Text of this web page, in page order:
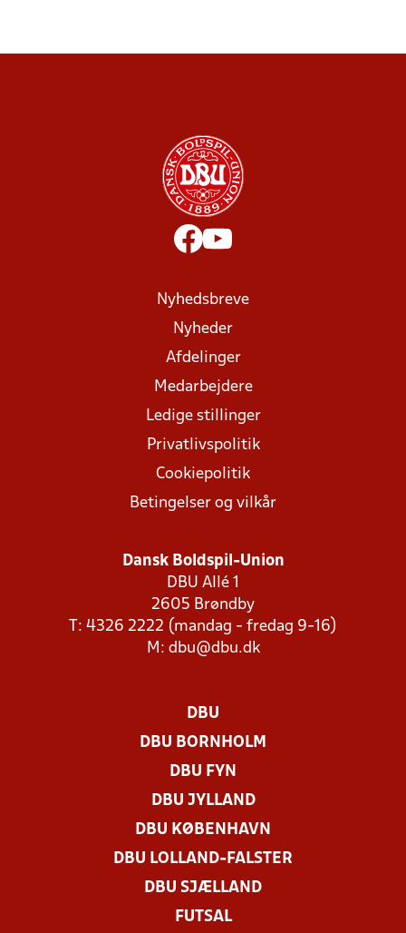
Nyhedsbreve
Nyheder
Afdelinger
Medarbejdere
Ledige stillinger
Privatlivspolitik
Cookiepolitik
Betingelser og vilkår
Dansk Boldspil-Union
DBU Allé 1
2605 Brøndby
T: 4326 2222 (mandag - fredag 9-16)
M: dbu@dbu.dk
DBU
DBU BORNHOLM
DBU FYN
DBU JYLLAND
DBU KØBENHAVN
DBU LOLLAND-FALSTER
DBU SJÆLLAND
FUTSAL